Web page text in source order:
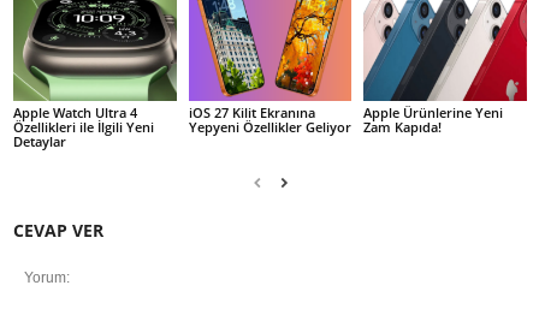
Apple Watch Ultra 4
Özellikleri ile İlgili Yeni
Detaylar
iOS 27 Kilit Ekranına
Yepyeni Özellikler Geliyor
Apple Ürünlerine Yeni
Zam Kapıda!
CEVAP VER